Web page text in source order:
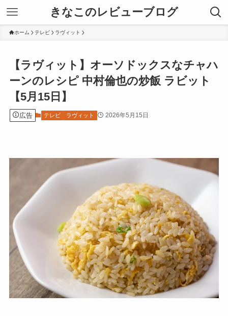
きなこのレビューブログ
ホーム テレビ ラヴィット
【ラヴィット】オーソドックスなチャハ
ーンのレシピ 中村倫也の炒飯 ラビット
【5月15日】
広告 テレビ ラヴィット 2026年5月15日